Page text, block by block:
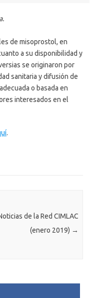
de misoprostol, en
a su disponibilidad y
se originaron por
sanitaria y difusión de
o basada en
interesados en el
.
de la Red CIMLAC
(enero 2019) →